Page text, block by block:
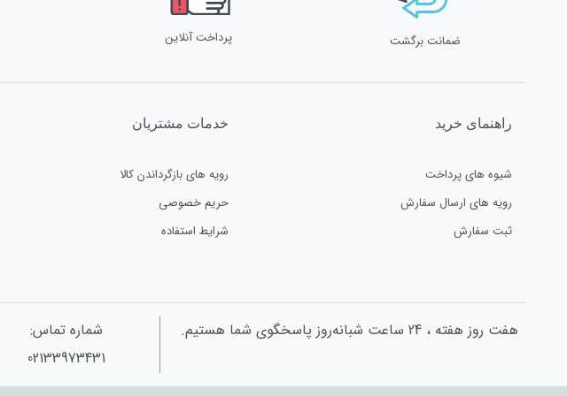
ضمانت برگشت پرداخت آنلاین
راهنمای خرید
شیوه های پرداخت
رویه های ارسال سفارش
ثبت سفارش
خدمات مشتریان
رویه های بازگرداندن کالا
حریم خصوصی
شرایط استفاده
هفت روز هفته ، 24 ساعت شبانه‌روز پاسخگوی شما هستیم.
شماره تماس:
02133973431